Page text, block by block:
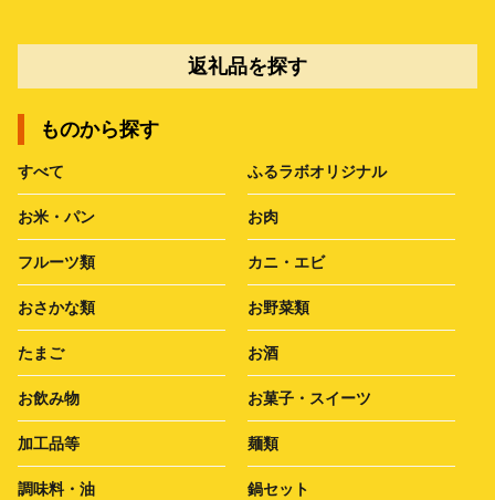
返礼品を探す
ものから探す
すべて ふるラボオリジナル
お米・パン お肉
フルーツ類 カニ・エビ
おさかな類 お野菜類
たまご お酒
お飲み物 お菓子・スイーツ
加工品等 麺類
調味料・油 鍋セット